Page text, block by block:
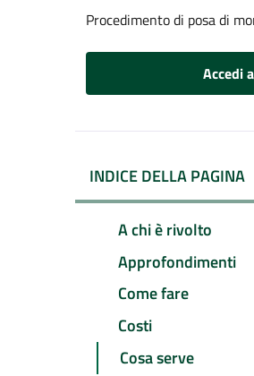
Procedimento di posa di
Accedi
INDICE DELLA PAGINA
A chi è rivolto
Approfondimenti
Come fare
Costi
Cosa serve